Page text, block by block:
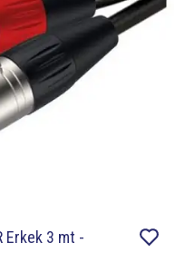
Erkek 3 mt -